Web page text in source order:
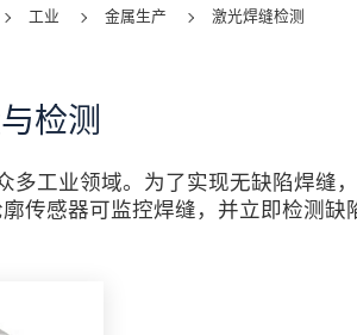
工业 金属生产 激光焊缝检测
检测
多工业领域。为了实现无缺陷焊缝
廓传感器可监控焊缝，并立即检测缺